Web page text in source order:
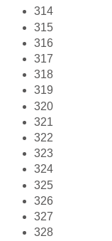
314
315
316
317
318
319
320
321
322
323
324
325
326
327
328